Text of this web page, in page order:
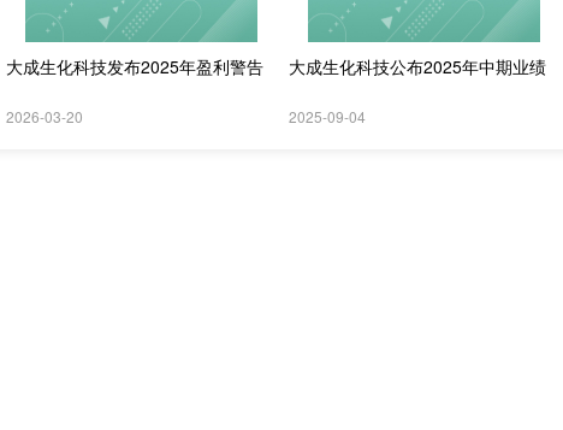
大成生化科技发布2025年盈利警告
2026-03-20
大成生化科技公布2025年中期业绩
2025-09-04